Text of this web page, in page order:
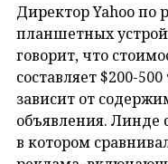
Директор Yahoo по
планшетных
говорит, что
составляет $200-
зависит от
объявления. Линде
в котором